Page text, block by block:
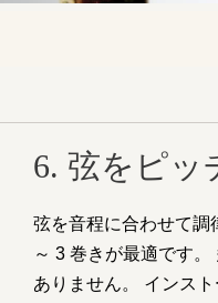
6. 弦をピッ
弦を音程に合わせて調
～ 3 巻きが最適です
ありません。 インス